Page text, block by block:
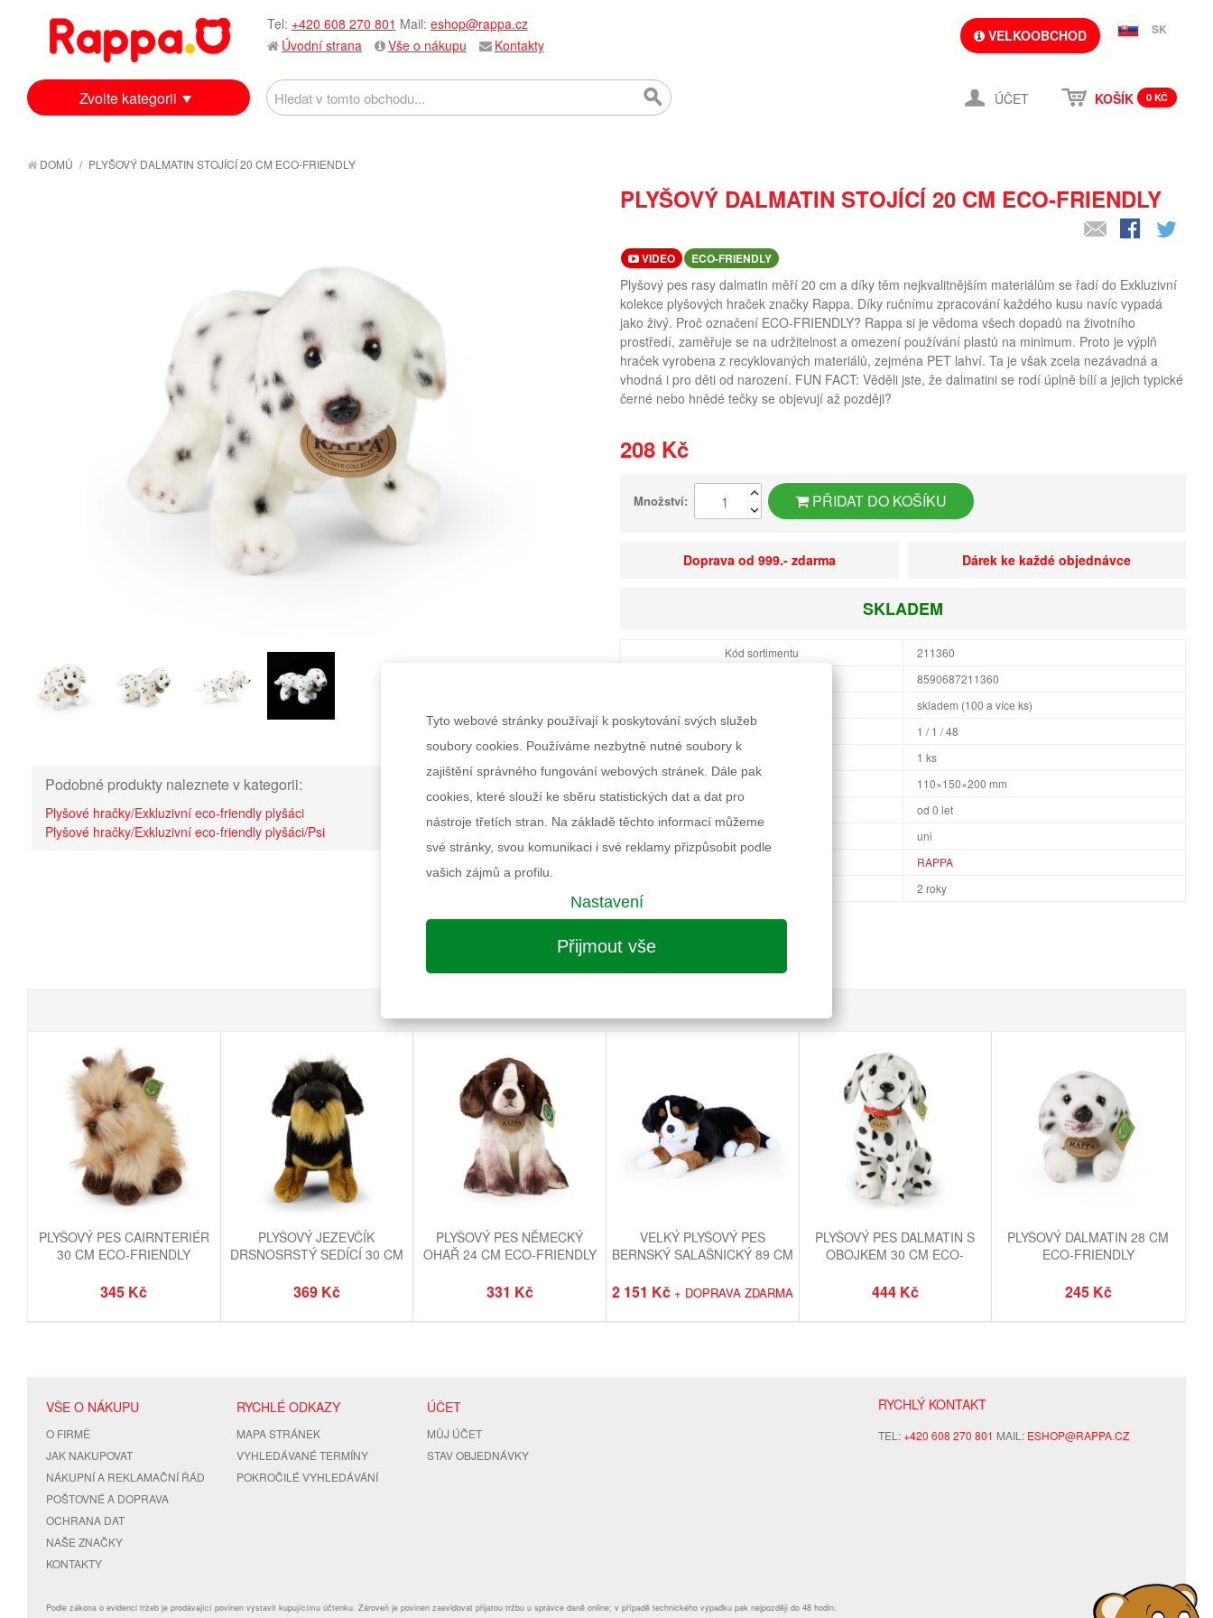
Tel: +420 608 270 801 Mail: eshop@rappa.cz
Úvodní strana
Vše o nákupu Kontakty
VELKOOBCHOD SK
ÚČET KOŠÍK 0 KČ
Zvolte kategorii
DOMŮ / PLYŠOVÝ DALMATIN STOJÍCÍ 20 CM ECO-FRIENDLY
Podobné produkty naleznete v kategorii:
Plyšové hračky/Exkluzivní eco-friendly plyšáci
Plyšové hračky/Exkluzivní eco-friendly plyšáci/Psi
PLYŠOVÝ DALMATIN STOJÍCÍ 20 CM ECO-FRIENDLY
VIDEO ECO-FRIENDLY
Plyšový pes rasy dalmatin měří 20 cm a díky těm nejkvalitnějším materiálům se řadí do Exkluzivní
kolekce plyšových hraček značky Rappa. Díky ručnímu zpracování každého kusu navíc vypadá
jako živý. Proč označení ECO-FRIENDLY? Rappa si je vědoma všech dopadů na životního
prostředí, zaměřuje se na udržitelnost a omezení používání plastů na minimum. Proto je výplň
hraček vyrobena z recyklovaných materiálů, zejména PET lahví. Ta je však zcela nezávadná a
vhodná i pro děti od narození. FUN FACT: Věděli jste, že dalmatini se rodí úplně bílí a jejich typické
černé nebo hnědé tečky se objevují až později?
208 Kč
Množství: PŘIDAT DO KOŠÍKU
Doprava od 999.- zdarma Dárek ke každé objednávce
SKLADEM
Kód sortimentu
211360
8590687211360
skladem (100 a více ks)
1 / 1 / 48
Minimální odběr
1 ks
Rozměry balení Š×V×H
110×150×200 mm
od 0 let
uni
RAPPA
2 roky
Informace k výrobku
PLYŠOVÝ PES CAIRNTERIÉR
30 CM ECO-FRIENDLY
345 Kč
PLYŠOVÝ JEZEVČÍK
DRSNOSRSTÝ SEDÍCÍ 30 CM
369 Kč
PLYŠOVÝ PES NĚMECKÝ
OHAŘ 24 CM ECO-FRIENDLY
331 Kč
VELKÝ PLYŠOVÝ PES
BERNSKÝ SALAŠNICKÝ 89 CM
2 151 Kč + DOPRAVA ZDARMA
PLYŠOVÝ PES DALMATIN S
OBOJKEM 30 CM ECO-
444 Kč
PLYŠOVÝ DALMATIN 28 CM
ECO-FRIENDLY
245 Kč
RYCHLÝ KONTAKT
TEL:+420 608 270 801 MAIL: ESHOP@RAPPA.CZ
VŠE O NÁKUPU
O FIRMĚ
JAK NAKUPOVAT
NÁKUPNÍ A REKLAMAČNÍ ŘÁD
POŠTOVNÉ A DOPRAVA
OCHRANA DAT
NAŠE ZNAČKY
KONTAKTY
RYCHLÉ ODKAZY
MAPA STRÁNEK
VYHLEDÁVANÉ TERMÍNY
POKROČILÉ VYHLEDÁVÁNÍ
ÚČET
MŮJ ÚČET
STAV OBJEDNÁVKY
Podle zákona o evidenci tržeb je prodávající povinen vystavit kupujícímu účtenku. Zároveň je povinen zaevidovat přijatou tržbu u správce daně online; v případě technického výpadku pak nejpozději do 48 hodin.
Tyto webové stránky používají k poskytování svých služeb
soubory cookies. Používáme nezbytně nutné soubory k
zajištění správného fungování webových stránek. Dále pak
cookies, které slouží ke sběru statistických dat a dat pro
nástroje třetích stran. Na základě těchto informací můžeme
své stránky, svou komunikaci i své reklamy přizpůsobit podle
vašich zájmů a profilu.
Nastavení
Přijmout vše